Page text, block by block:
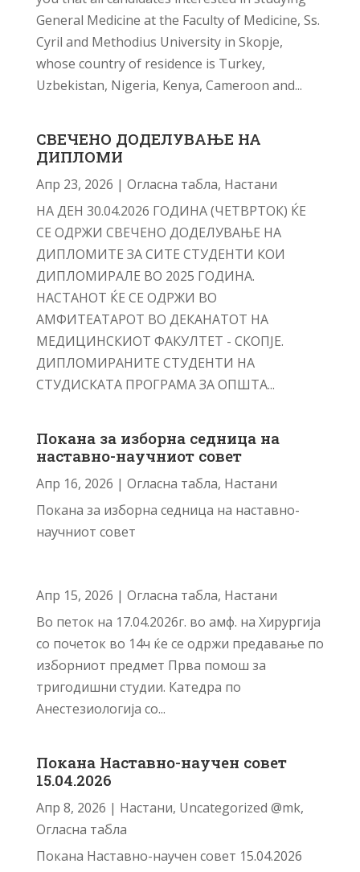
General Medicine at the Faculty of Medicine, Ss.
Cyril and Methodius University in Skopje,
whose country of residence is Turkey,
Uzbekistan, Nigeria, Kenya, Cameroon and...
СВЕЧЕНО ДОДЕЛУВАЊЕ НА
ДИПЛОМИ
Апр 23, 2026 | Огласна табла, Настани
НА ДЕН 30.04.2026 ГОДИНА (ЧЕТВРТОК) ЌЕ
СЕ ОДРЖИ СВЕЧЕНО ДОДЕЛУВАЊЕ НА
ДИПЛОМИТЕ ЗА СИТЕ СТУДЕНТИ КОИ
ДИПЛОМИРАЛЕ ВО 2025 ГОДИНА.
НАСТАНОТ ЌЕ СЕ ОДРЖИ ВО
АМФИТЕАТАРОТ ВО ДЕКАНАТОТ НА
МЕДИЦИНСКИОТ ФАКУЛТЕТ - СКОПЈЕ.
ДИПЛОМИРАНИТЕ СТУДЕНТИ НА
СТУДИСКАТА ПРОГРАМА ЗА ОПШТА...
Покана за изборна седница на
наставно-научниот совет
Апр 16, 2026 | Огласна табла, Настани
Покана за изборна седница на наставно-
научниот совет
Апр 15, 2026 | Огласна табла, Настани
Во петок на 17.04.2026г. во амф. на Хирургија
со почеток во 14ч ќе се одржи предавање по
изборниот предмет Прва помош за
тригодишни студии. Катедра по
Анестезиологија со...
Покана Наставно-научен совет
15.04.2026
Апр 8, 2026 | Настани, Uncategorized @mk,
Огласна табла
Покана Наставно-научен совет 15.04.2026